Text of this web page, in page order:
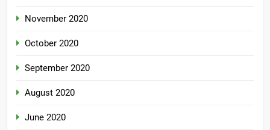
November 2020
October 2020
September 2020
August 2020
June 2020